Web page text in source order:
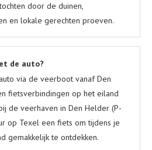
door de duinen,
en lokale gerechten proeven.
de auto?
via de veerboot vanaf Den
fietsverbindingen op het eiland
de veerhaven in Den Helder (P-
op Texel een fiets om tijdens je
gemakkelijk te ontdekken.